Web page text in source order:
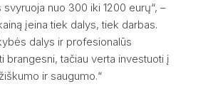
svyruoja nuo 300 iki 1200 eurų“, –
įeina tiek dalys, tiek darbas.
dalys ir profesionalūs
brangesni, tačiau verta investuoti į
ir saugumo.“